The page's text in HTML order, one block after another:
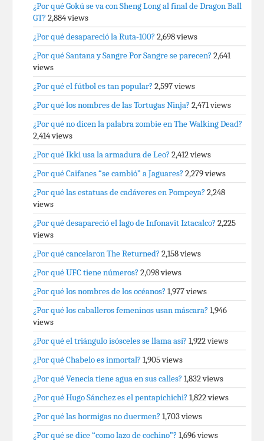
¿Por qué Gokú se va con Sheng Long al final de Dragon Ball
GT? 2,884 views
¿Por qué desapareció la Ruta-100? 2,698 views
¿Por qué Santana y Sangre Por Sangre se parecen? 2,641
views
¿Por qué el fútbol es tan popular? 2,597 views
¿Por qué los nombres de las Tortugas Ninja? 2,471 views
¿Por qué no dicen la palabra zombie en The Walking Dead?
2,414 views
¿Por qué Ikki usa la armadura de Leo? 2,412 views
¿Por qué Caifanes “se cambió” a Jaguares? 2,279 views
¿Por qué las estatuas de cadáveres en Pompeya? 2,248
views
¿Por qué desapareció el lago de Infonavit Iztacalco? 2,225
views
¿Por qué cancelaron The Returned? 2,158 views
¿Por qué UFC tiene números? 2,098 views
¿Por qué los nombres de los océanos? 1,977 views
¿Por qué los caballeros femeninos usan máscara? 1,946
views
¿Por qué el triángulo isósceles se llama así? 1,922 views
¿Por qué Chabelo es inmortal? 1,905 views
¿Por qué Venecia tiene agua en sus calles? 1,832 views
¿Por qué Hugo Sánchez es el pentapichichi? 1,822 views
¿Por qué las hormigas no duermen? 1,703 views
¿Por qué se dice “como lazo de cochino”? 1,696 views